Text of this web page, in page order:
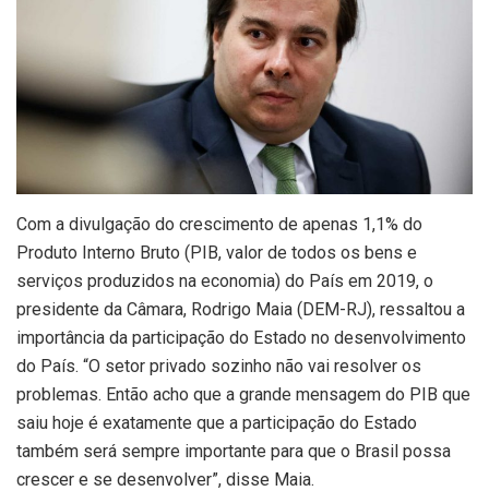
Com a divulgação do crescimento de apenas 1,1% do
Produto Interno Bruto (PIB, valor de todos os bens e
serviços produzidos na economia) do País em 2019, o
presidente da Câmara, Rodrigo Maia (DEM-RJ), ressaltou a
importância da participação do Estado no desenvolvimento
do País. “O setor privado sozinho não vai resolver os
problemas. Então acho que a grande mensagem do PIB que
saiu hoje é exatamente que a participação do Estado
também será sempre importante para que o Brasil possa
crescer e se desenvolver”, disse Maia.